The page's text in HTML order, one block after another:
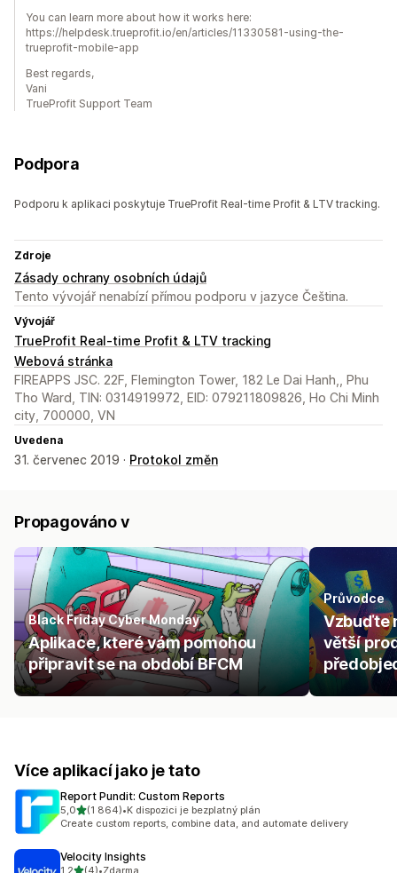
You can learn more about how it works here:
https://helpdesk.trueprofit.io/en/articles/11330581-using-the-
trueprofit-mobile-app
Best regards,
Vani
TrueProfit Support Team
Podpora
Podporu k aplikaci poskytuje TrueProfit Real-time Profit & LTV tracking.
Zdroje
Zásady ochrany osobních údajů
Tento vývojář nenabízí přímou podporu v jazyce Čeština.
Vývojář
TrueProfit Real-time Profit & LTV tracking
Webová stránka
FIREAPPS JSC. 22F, Flemington Tower, 182 Le Dai Hanh,, Phu
Tho Ward, TIN: 0314919972, EID: 079211809826, Ho Chi Minh
city, 700000, VN
Uvedena
31. červenec 2019 · Protokol změn
Propagováno v
Black Friday Cyber Monday
Aplikace, které vám pomohou
připravit se na období BFCM
Průvodce
Vzbuďte
větší
Více aplikací jako je tato
Report Pundit: Custom Reports
5,0z 5 hvězd
(1 864)
Celkový počet recenzí: 1864
•K dispozici je bezplatný plán
Create custom reports, combine data, and automate delivery
Velocity Insights
z 5 hvězd